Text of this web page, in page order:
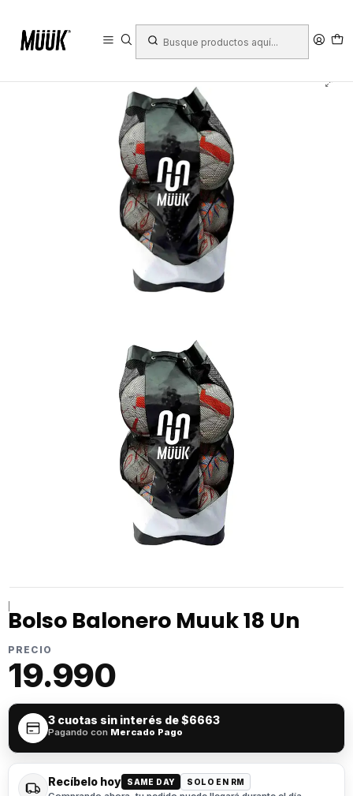
Bolso Balonero Muuk 18 Un
PRECIO
19.990
3 cuotas sin interés de$6663
Pagando con Mercado Pago
Recíbelo hoy SAME DAY SOLO EN RM